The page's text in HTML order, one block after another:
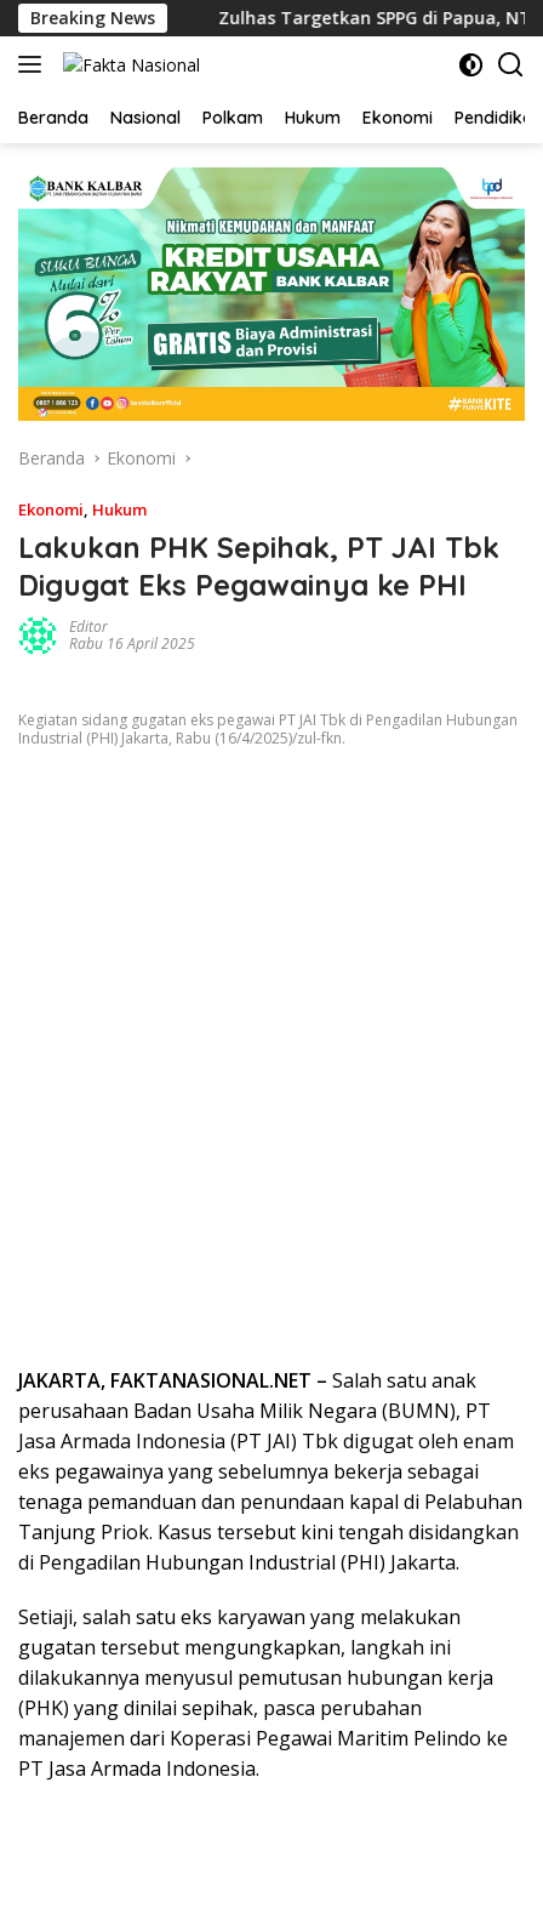
Langsung
ke
konten
Breaking News
4 Jam Zulhas Targetkan SPPG di Papua, NTT,
Beranda Nasional Polkam Hukum Ekonomi Pendidikan
Beranda Ekonomi
Ekonomi, Hukum
Lakukan PHK Sepihak, PT JAI Tbk
Digugat Eks Pegawainya ke PHI
Editor
Rabu 16 April 2025
Kegiatan sidang gugatan eks pegawai PT JAI Tbk di Pengadilan Hubungan
Industrial (PHI) Jakarta, Rabu (16/4/2025)/zul-fkn.
JAKARTA, FAKTANASIONAL.NET – Salah satu anak
perusahaan Badan Usaha Milik Negara (BUMN), PT
Jasa Armada Indonesia (PT JAI) Tbk digugat oleh enam
eks pegawainya yang sebelumnya bekerja sebagai
tenaga pemanduan dan penundaan kapal di Pelabuhan
Tanjung Priok. Kasus tersebut kini tengah disidangkan
di Pengadilan Hubungan Industrial (PHI) Jakarta.
Setiaji, salah satu eks karyawan yang melakukan
gugatan tersebut mengungkapkan, langkah ini
dilakukannya menyusul pemutusan hubungan kerja
(PHK) yang dinilai sepihak, pasca perubahan
manajemen dari Koperasi Pegawai Maritim Pelindo ke
PT Jasa Armada Indonesia.